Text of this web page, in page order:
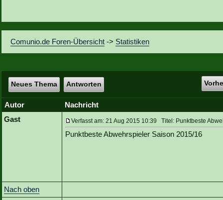
Vereinsfragen
Comunio.de Foren-Übersicht -> Statistiken
Neues Thema Antworten
Autor
Nachricht
Gast
Verfasst am: 21 Aug 2015 10:39 Titel: Punktbeste
Punktbeste Abwehrspieler Saison 2015/16
Nach oben